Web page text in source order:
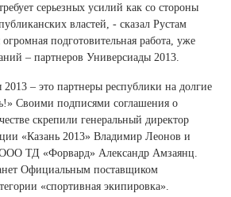
серьезных усилий как со стороны
властей, - сказал Рустам
подготовительная работа, уже
– партнеров Универсиады 2013.
– это партнеры республики на долгие
Своими подписями соглашения о
скрепили генеральный директор
«Казань 2013» Владимир Леонов и
ТД «Форвард» Александр Амзаянц.
Официальным поставщиком
«спортивная экипировка».